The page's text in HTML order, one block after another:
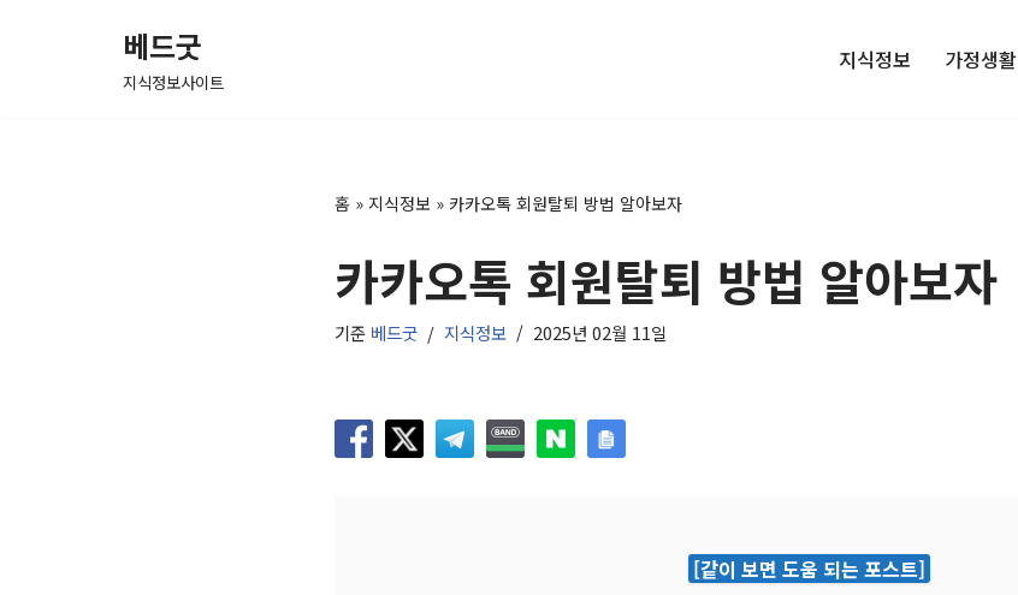
베드굿
지식정보사이트
지식정보 가정생활
홈 » 지식정보» 카카오톡 회원탈퇴 방법 알아보자
카카오톡 회원탈퇴 방법 알아보자
기준 베드굿 지식정보 2025년 02월 11일
[같이 보면 도움 되는 포스트]